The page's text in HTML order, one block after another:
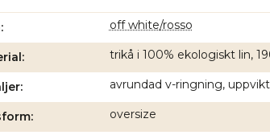
off white/rosso
trikå i 100% ekologiskt lin,
avrundad v-ringning,
oversize